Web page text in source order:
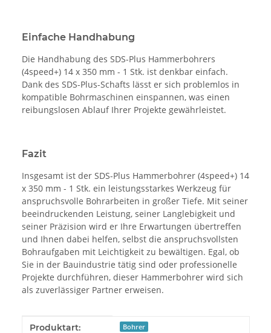
Einfache Handhabung
Die Handhabung des SDS-Plus Hammerbohrers
(4speed+) 14 x 350 mm - 1 Stk. ist denkbar einfach.
Dank des SDS-Plus-Schafts lässt er sich problemlos in
kompatible Bohrmaschinen einspannen, was einen
reibungslosen Ablauf Ihrer Projekte gewährleistet.
Fazit
Insgesamt ist der SDS-Plus Hammerbohrer (4speed+) 14
x 350 mm - 1 Stk. ein leistungsstarkes Werkzeug für
anspruchsvolle Bohrarbeiten in großer Tiefe. Mit seiner
beeindruckenden Leistung, seiner Langlebigkeit und
seiner Präzision wird er Ihre Erwartungen übertreffen
und Ihnen dabei helfen, selbst die anspruchsvollsten
Bohraufgaben mit Leichtigkeit zu bewältigen. Egal, ob
Sie in der Bauindustrie tätig sind oder professionelle
Projekte durchführen, dieser Hammerbohrer wird sich
als zuverlässiger Partner erweisen.
Produkteigenschaft
Wert
Produktart: Bohrer